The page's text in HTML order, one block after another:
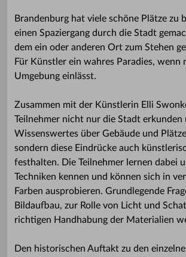
Brandenburg hat viele schöne Plätze zu
einen Spaziergang durch die Stadt
dem ein oder anderen Ort zum Stehen
Für Künstler ein wahres Paradies, wenn
Umgebung einlässt.
Zusammen mit der Künstlerin Elli
Teilnehmer nicht nur die Stadt erkunden
Wissenswertes über Gebäude und
sondern diese Eindrücke auch
festhalten. Die Teilnehmer lernen dabei
Techniken kennen und können sich in
Farben ausprobieren. Grundlegende
Bildaufbau, zur Rolle von Licht und
richtigen Handhabung der Materialien
Den historischen Auftakt zu den